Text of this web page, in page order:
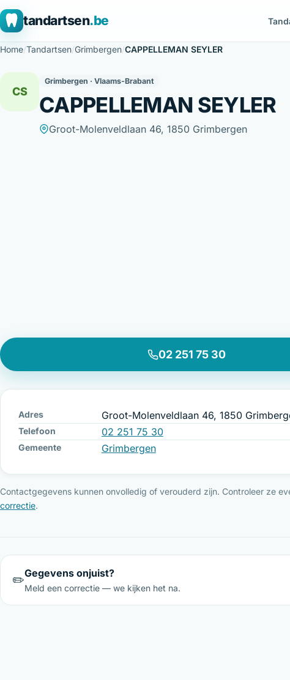
tandartsen.be
Home/Tandartsen/Grimbergen/CAPPELLEMAN SEYLER
CS
Grimbergen · Vlaams-Brabant
CAPPELLEMAN SEYLER
Groot-Molenveldlaan 46, 1850 Grimbergen
02 251 75 30
Adres Groot-Molenveldlaan 46, 1850
Telefoon 02 251 75 30
Gemeente Grimbergen
Contactgegevens kunnen onvolledig of verouderd zijn. Controleer ze
correctie.
✏️Gegevens onjuist?
Meld een correctie — we kijken het na.